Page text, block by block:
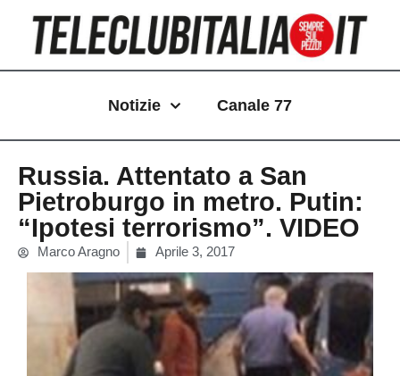
contenuto
Notizie Canale 77
Russia. Attentato a San
Pietroburgo in metro. Putin:
“Ipotesi terrorismo”. VIDEO
Marco Aragno Aprile 3, 2017